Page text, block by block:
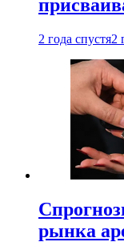
2 года спустя2
рынка